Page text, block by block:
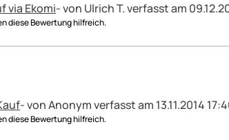
via Ekomi- von Ulrich T.verfasst am
diese Bewertung hilfreich.
- von Anonymverfasst am 13.11.2014
diese Bewertung hilfreich.